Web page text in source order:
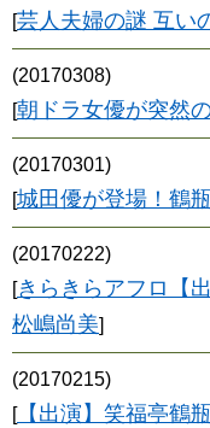
[芸人夫婦の謎 互い
(20170308)
[朝ドラ女優が突然
(20170301)
[城田優が登場！鶴
(20170222)
[きらきらアフロ【
松嶋尚美]
(20170215)
[【出演】笑福亭鶴